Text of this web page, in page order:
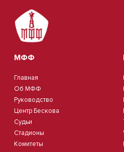
МФФ
Главная
Об МФФ
Руководство
Центр Бескова
Судьи
Стадионы
Комитеты